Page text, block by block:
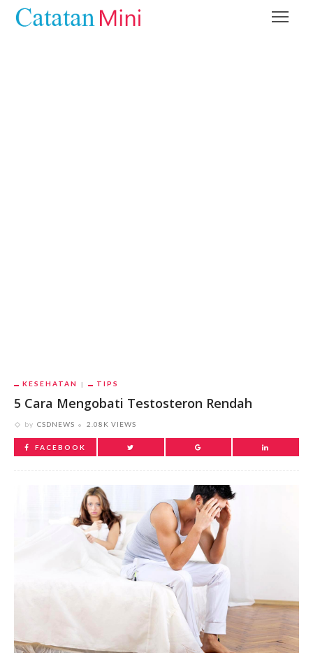
KESEHATAN TIPS
5 Cara Mengobati Testosteron Rendah
by CSDNEWS 2.08K VIEWS
FACEBOOK